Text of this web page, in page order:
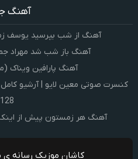
آهنگ
آهنگ از شب بپرسید یوسف
آهنگ باز شب شد مهراد
آهنگ پارافین ویناک
128
آهنگ هر زمستون پیش از
کاشان موزیک رسانه ی